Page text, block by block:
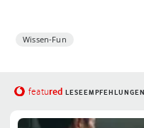
Wissen-Fun
featured LESEEMPFEHLUNGEN